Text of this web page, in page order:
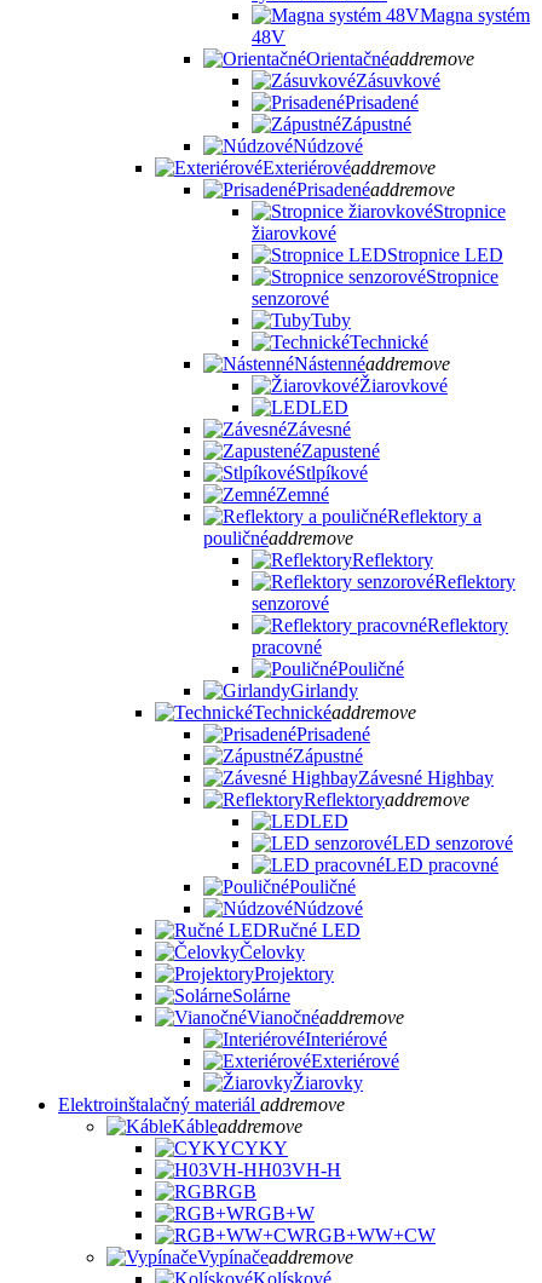
Magna systém
48V
Orientačnéaddremove
Zásuvkové
Prisadené
Zápustné
Núdzové
Exteriérovéaddremove
Prisadenéaddremove
Stropnice
žiarovkové
Stropnice LED
Stropnice
senzorové
Tuby
Technické
Nástennéaddremove
Žiarovkové
LED
Závesné
Zapustené
Stlpíkové
Zemné
Reflektory a
pouličnéaddremove
Reflektory
Reflektory
senzorové
Reflektory
pracovné
Pouličné
Girlandy
Technickéaddremove
Prisadené
Zápustné
Závesné Highbay
Reflektoryaddremove
LED
LED senzorové
LED pracovné
Pouličné
Núdzové
Ručné LED
Čelovky
Projektory
Solárne
Vianočnéaddremove
Interiérové
Exteriérové
Žiarovky
Elektroinštalačný materiál addremove
Kábleaddremove
CYKY
H03VH-H
RGB
RGB+W
RGB+WW+CW
Vypínačeaddremove
Kolískové